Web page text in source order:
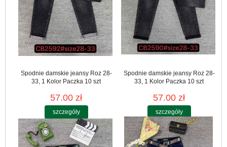
Spodnie damskie jeansy Roz 28-
33, 1 Kolor Paczka 10 szt
57.00 zł
szczegóły
Spodnie damskie jeansy Roz 28-
33, 1 Kolor Paczka 10 szt
57.00 zł
szczegóły